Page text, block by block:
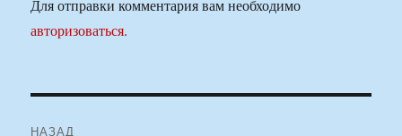
Для отправки комментария вам необходимо
авторизоваться.
НАЗАД